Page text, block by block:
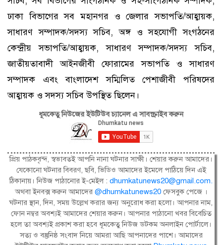
ঢাকা বিভাগের সব মহানগর ও জেলার সভাপতি/আহ্বায়ক,
সাধারণ সম্পাদক/সদস্য সচিব, অঙ্গ ও সহযোগী সংগঠনের
কেন্দ্রীয় সভাপতি/আহ্বায়ক, সাধারণ সম্পাদক/সদস্য সচিব,
জাতীয়তাবাদী আইনজীবী ফোরামের সভাপতি ও সাধারণ
সম্পাদক এবং বাংলাদেশ সম্মিলিত পেশাজীবী পরিষদের
আহ্বায়ক ও সদস্য সচিব উপস্থিত ছিলেন।
ধূমকেতু নিউজের ইউটিউব চ্যানেল এ সাবস্ক্রাইব করুন
প্রিয় পাঠকবৃন্দ, স্বভাবতই আপনি নানা ঘটনার সাক্ষী। শেয়ার করুন আমাদের।
যেকোনো ঘটনার বিবরণ, ছবি, ভিডিও আমাদের ইমেলে পাঠিয়ে দিন এই
ঠিকানায়। নিউজ পাঠানোর ই-মেইল : dhumkatunews20@gmail.com.
অথবা ইনবক্স করুন আমাদের@dhumkatunews20 ফেসবুক পেজে ।
ঘটনার স্থান, দিন, সময় উল্লেখ করার জন্য অনুরোধ করা হলো। আপনার নাম,
ফোন নম্বর অবশ্যই আমাদের শেয়ার করুন। আপনার পাঠানো খবর বিবেচিত
হলে তা অবশ্যই প্রকাশ করা হবে ধূমকেতু নিউজ ডটকম অনলাইন পোর্টালে।
সত্য ও বস্তুনিষ্ঠ সংবাদ নিয়ে আমরা আছি আপনাদের পাশে। আমাদের